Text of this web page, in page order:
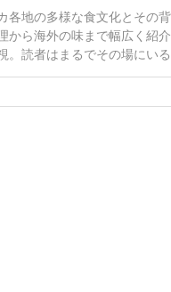
各地の多様な食文化とその
から海外の味まで幅広く紹
。読者はまるでその場にい